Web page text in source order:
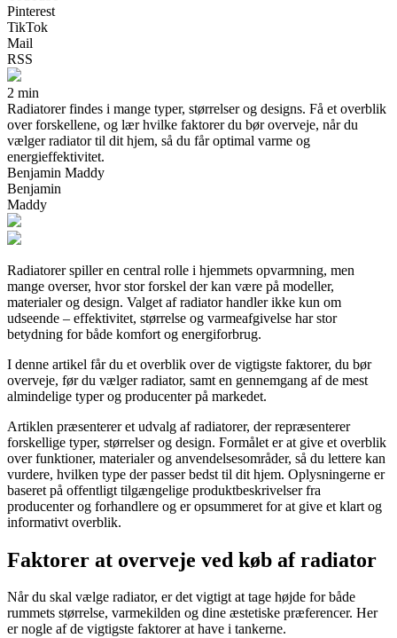
Pinterest
TikTok
Mail
RSS
2 min
Radiatorer findes i mange typer, størrelser og designs. Få et overblik
over forskellene, og lær hvilke faktorer du bør overveje, når du
vælger radiator til dit hjem, så du får optimal varme og
energieffektivitet.
Benjamin Maddy
Benjamin
Maddy
Radiatorer spiller en central rolle i hjemmets opvarmning, men
mange overser, hvor stor forskel der kan være på modeller,
materialer og design. Valget af radiator handler ikke kun om
udseende – effektivitet, størrelse og varmeafgivelse har stor
betydning for både komfort og energiforbrug.
I denne artikel får du et overblik over de vigtigste faktorer, du bør
overveje, før du vælger radiator, samt en gennemgang af de mest
almindelige typer og producenter på markedet.
Artiklen præsenterer et udvalg af radiatorer, der repræsenterer
forskellige typer, størrelser og design. Formålet er at give et overblik
over funktioner, materialer og anvendelsesområder, så du lettere kan
vurdere, hvilken type der passer bedst til dit hjem. Oplysningerne er
baseret på offentligt tilgængelige produktbeskrivelser fra
producenter og forhandlere og er opsummeret for at give et klart og
informativt overblik.
Faktorer at overveje ved køb af radiator
Når du skal vælge radiator, er det vigtigt at tage højde for både
rummets størrelse, varmekilden og dine æstetiske præferencer. Her
er nogle af de vigtigste faktorer at have i tankerne.